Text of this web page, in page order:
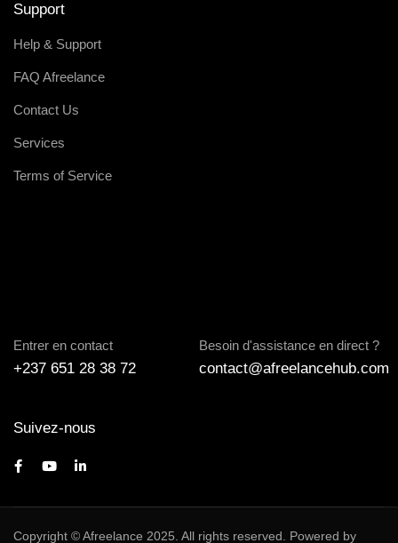
Support
Help & Support
FAQ Afreelance
Contact Us
Services
Terms of Service
Entrer en contact
+237 651 28 38 72
Besoin d'assistance en direct ?
contact@afreelancehub.com
Suivez-nous
Copyright © Afreelance 2025. All rights reserved. Powered by